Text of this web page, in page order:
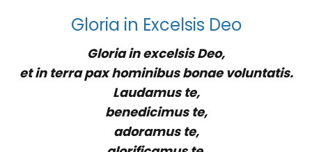
Gloria in Excelsis Deo
Gloria in excelsis Deo,
et in terra pax hominibus bonae voluntatis.
Laudamus te,
benedicimus te,
adoramus te,